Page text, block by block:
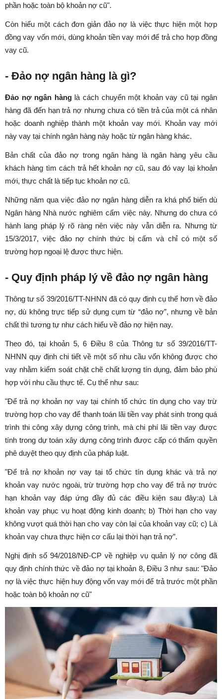
phần hoặc toàn bộ khoản nợ cũ".
Còn hiểu một cách đơn giản đảo nợ là việc thực hiện một hợp
đồng vay vốn mới, dùng khoản tiền vay mới để trả cho hợp đồng
vay cũ.
- Đảo nợ ngân hàng là gì?
Đảo nợ ngân hànglà cách chuyển một khoản vay cũ tại ngân
hàng đã đến hạn trả nợ nhưng chưa có tiền trả của một cá nhân
hoặc doanh nghiệp thành một khoản vay mới. Khoản vay mới
này vay tại chính ngân hàng này hoặc từ ngân hàng khác.
Bản chất của đảo nợ trong ngân hàng là ngân hàng yêu cầu
khách hàng tìm cách trả hết khoản nợ cũ, sau đó vay lại khoản
mới, thực chất là tiếp tục khoản nợ cũ.
Những năm qua việc đảo nợ ngân hàng diễn ra khá phổ biến dù
Ngân hàng Nhà nước nghiêm cấm việc này. Nhưng do chưa có
hành lang pháp lý rõ ràng nên việc này vẫn diễn ra. Nhưng từ
15/3/2017, việc đảo nợ chính thức bị cấm và chỉ có một số
trường hợp ngoại lệ được thực hiện.
- Quy định pháp lý về đảo nợ ngân hàng
Thông tư số 39/2016/TT-NHNN đã có quy định cụ thể hơn về đảo
nợ, dù không trực tiếp sử dụng cụm từ “đảo nợ”, nhưng về bản
chất thì tương tự như cách hiểu về đảo nợ hiện nay.
Theo đó, tại khoản 5, 6 Điều 8 của Thông tư số 39/2016/TT-
NHNN quy định chi tiết về một số nhu cầu vốn không được cho
vay nhằm kiểm soát chặt chẽ chất lượng tín dụng, đảm bảo phù
hợp với nhu cầu thực tế. Cụ thể như sau:
"Để trả nợ khoản nợ vay tại chính tổ chức tín dụng cho vay trừ
trường hợp cho vay để thanh toán lãi tiền vay phát sinh trong quá
trình thi công xây dựng công trình, mà chi phí lãi tiền vay được
tính trong dự toán xây dựng công trình được cấp có thẩm quyền
phê duyệt theo quy định của pháp luật.
"Để trả nợ khoản nợ vay tại tổ chức tín dụng khác và trả nợ
khoản vay nước ngoài, trừ trường hợp cho vay để trả nợ trước
hạn khoản vay đáp ứng đầy đủ các điều kiện sau đây:a) Là
khoản vay phục vụ hoạt động kinh doanh; b) Thời hạn cho vay
không vượt quá thời hạn cho vay còn lại của khoản vay cũ; c) Là
khoản vay chưa thực hiện cơ cấu lại thời hạn trả nợ”.
Nghị định số 94/2018/NĐ-CP về nghiệp vụ quản lý nợ công đã
quy định chính thức về đảo nợ tại khoản 8, Điều 3 như sau: "Đảo
nợ là việc thực hiện huy động vốn vay mới để trả trước một phần
hoặc toàn bộ khoản nợ cũ"